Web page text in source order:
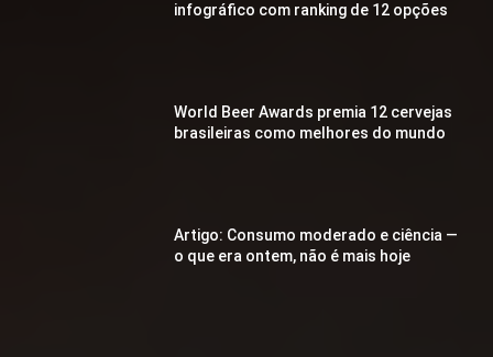
infográfico com ranking de 12 opções
World Beer Awards premia 12 cervejas
brasileiras como melhores do mundo
Artigo: Consumo moderado e ciência —
o que era ontem, não é mais hoje